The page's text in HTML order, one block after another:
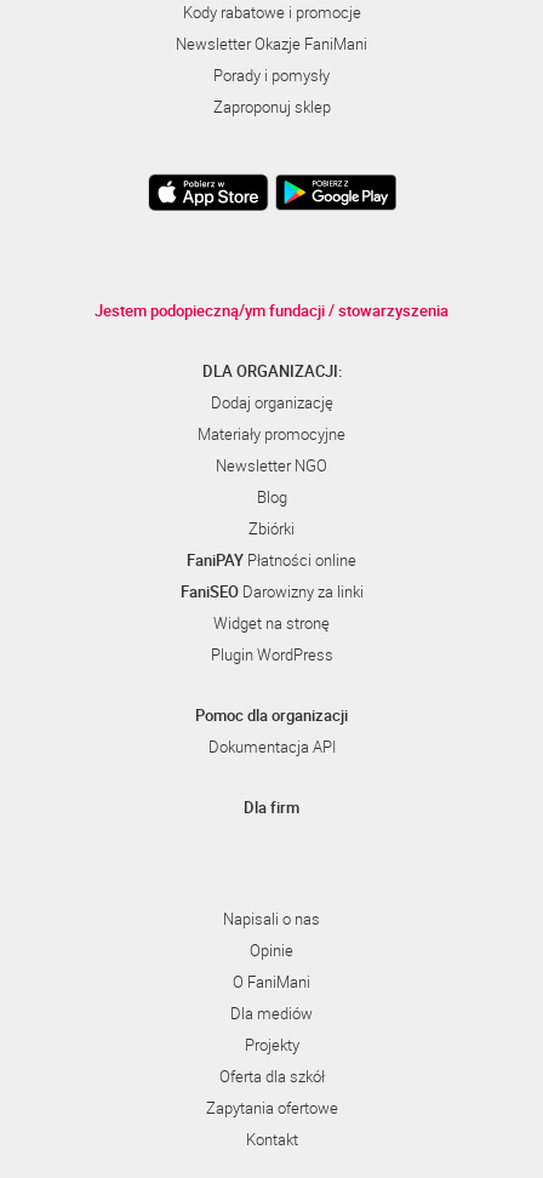
Kody rabatowe i promocje
Newsletter Okazje FaniMani
Porady i pomysły
Zaproponuj sklep
Jestem podopieczną/ym fundacji / stowarzyszenia
DLA ORGANIZACJI:
Dodaj organizację
Materiały promocyjne
Newsletter NGO
Blog
Zbiórki
FaniPAY Płatności online
FaniSEODarowizny za linki
Widget na stronę
Plugin WordPress
Pomoc dla organizacji
Dokumentacja API
Dla firm
Napisali o nas
Opinie
O FaniMani
Dla mediów
Projekty
Oferta dla szkół
Zapytania ofertowe
Kontakt